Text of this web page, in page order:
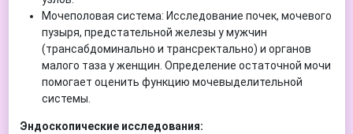
Мочеполовая система: Исследование почек, мочевого
пузыря, предстательной железы у мужчин
(трансабдоминально и трансректально) и органов
малого таза у женщин. Определение остаточной мочи
помогает оценить функцию мочевыделительной
системы.
Эндоскопические исследования: